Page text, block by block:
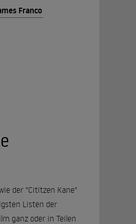
Franco
der "Cititzen Kane"
Listen der
ganz oder in Teilen